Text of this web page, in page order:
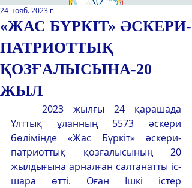
Қазақстан Республикасы Оқу-
ағарту министрлігінің
«Республикалық қосымша білім
беру оқу-әдістемелік орталығы»
САЙТТЫН ЖАНА ВЕРСИЯСЫ
ЭКРАН ДИКТОРЫ
«ЖАС БҮРКІТ» ӘСКЕРИ-
ПАТРИОТТЫҚ
ҚОЗҒАЛЫСЫНА-20
ЖЫЛ
24 нояб. 2023 г.
2023 жылғы 24 қарашада
Ұлттық ұланның 5573 әскери
бөлімінде «Жас Бүркіт» әскери-
патриоттық қозғалысының 20
жылдығына арналған салтанатты іс-
шара өтті. Оған Ішкі істер